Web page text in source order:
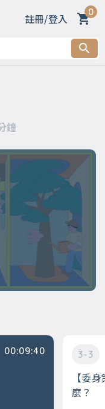
註冊/登入 0
鐘
00:09:40 3-3
【委
麼？